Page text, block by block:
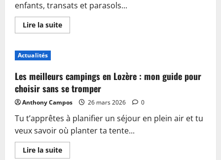
enfants, transats et parasols...
Lire la suiteEn
savoir
accueil
:
plongez
dans
les
nouveautés
du
camping
de
Sablé-
sur-
Sarthe
Actualités
Les meilleurs campings en Lozère : mon guide pour
choisir sans se tromper
Anthony Campos 26 mars 2026 0
Tu t’apprêtes à planifier un séjour en plein air et tu
veux savoir où planter ta tente...
Lire la suiteEn
savoir